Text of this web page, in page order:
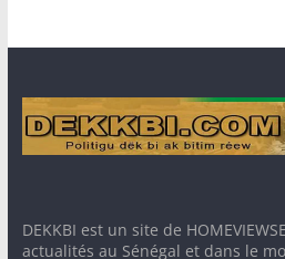
DEKKBI est un site de
actualités au Sénégal et dans le